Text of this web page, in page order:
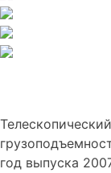
год выпуска